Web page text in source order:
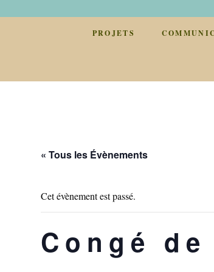
PROJETS
« Tous les Évènements
Cet évènement est passé.
Congé